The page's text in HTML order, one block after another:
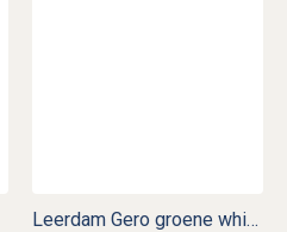
Leerdam Gero groene whisky karaf Georg Nilsson